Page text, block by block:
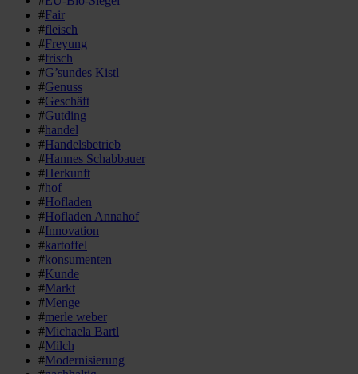
#Fair
#fleisch
#Freyung
#frisch
#G’sundes Kistl
#Genuss
#Geschäft
#Gutding
#handel
#Handelsbetrieb
#Hannes Schabbauer
#Herkunft
#hof
#Hofladen
#Hofladen Annahof
#Innovation
#kartoffel
#konsumenten
#Kunde
#Markt
#Menge
#merle weber
#Michaela Bartl
#Milch
#Modernisierung